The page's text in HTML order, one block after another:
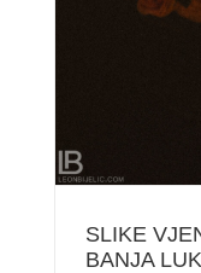
SLIKE
BANJA